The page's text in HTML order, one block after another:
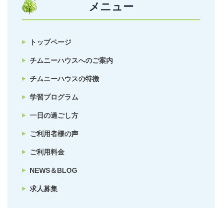
メニュー
トップページ
チムニーハウスへのご案内
チムニーハウスの特徴
学習プログラム
一日の過ごし方
ご利用者様の声
ご利用料金
NEWS＆BLOG
求人募集